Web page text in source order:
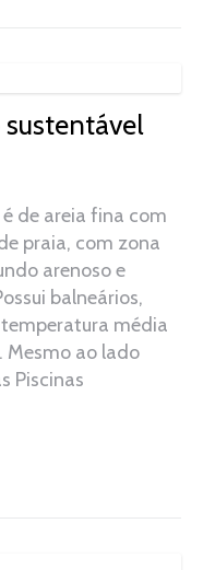
sustentável
de areia fina com
praia, com zona
arenoso e
balneários,
média
Mesmo ao lado
Piscinas